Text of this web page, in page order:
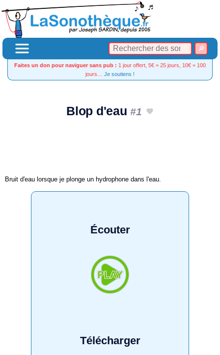
Faites un don pour naviguer sans pub : 1 jour offert, 5€ = 25 jours, 10€ = 100
jours… Je soutiens !
Blop d'eau#1
Bruit d'eau lorsque je plonge un hydrophone dans l'eau.
Écouter
Télécharger